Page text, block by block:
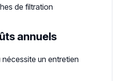
de filtration
annuels
un entretien